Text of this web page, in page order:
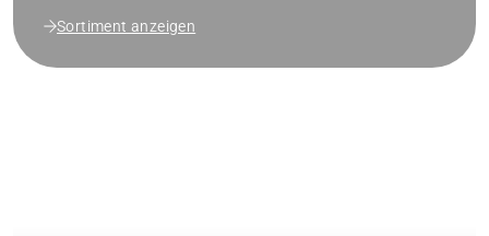
Sortiment anzeigen